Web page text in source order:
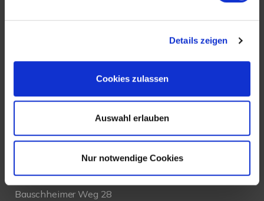
Details zeigen
Cookies zulassen
Auswahl erlauben
Nur notwendige Cookies
KONTAKT
Köhler Immobilien GmbH
Bauschheimer Weg 28